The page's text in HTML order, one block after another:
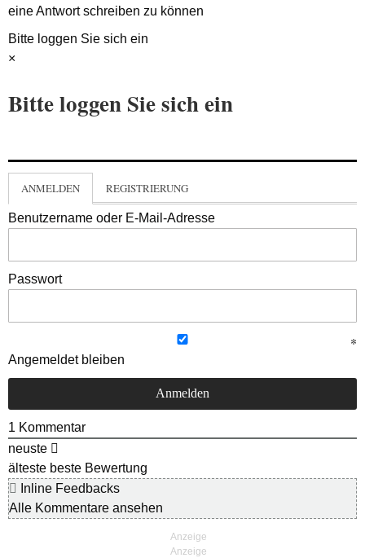
eine Antwort schreiben zu können
Bitte loggen Sie sich ein
×
Bitte loggen Sie sich ein
ANMELDEN REGISTRIERUNG
Benutzername oder E-Mail-Adresse
Passwort
Angemeldet bleiben
1 Kommentar
neuste
älteste beste Bewertung
Inline Feedbacks
Alle Kommentare ansehen